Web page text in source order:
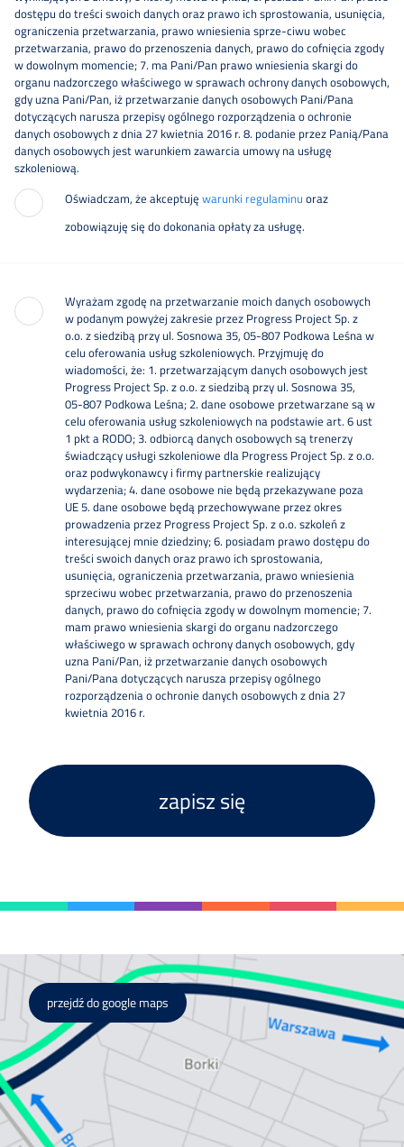
dostępu do treści swoich danych oraz prawo ich sprostowania, usunięcia,
ograniczenia przetwarzania, prawo wniesienia sprze-ciwu wobec
przetwarzania, prawo do przenoszenia danych, prawo do cofnięcia zgody
w dowolnym momencie; 7. ma Pani/Pan prawo wniesienia skargi do
organu nadzorczego właściwego w sprawach ochrony danych osobowych,
gdy uzna Pani/Pan, iż przetwarzanie danych osobowych Pani/Pana
dotyczących narusza przepisy ogólnego rozporządzenia o ochronie
danych osobowych z dnia 27 kwietnia 2016 r. 8. podanie przez Panią/Pana
danych osobowych jest warunkiem zawarcia umowy na usługę
szkoleniową.
Oświadczam, że akceptuję warunki regulaminu oraz
zobowiązuję się do dokonania opłaty za usługę.
Wyrażam zgodę na przetwarzanie moich danych osobowych
w podanym powyżej zakresie przez Progress Project Sp. z
o.o. z siedzibą przy ul. Sosnowa 35, 05-807 Podkowa Leśna w
celu oferowania usług szkoleniowych. Przyjmuję do
wiadomości, że: 1. przetwarzającym danych osobowych jest
Progress Project Sp. z o.o. z siedzibą przy ul. Sosnowa 35,
05-807 Podkowa Leśna; 2. dane osobowe przetwarzane są w
celu oferowania usług szkoleniowych na podstawie art. 6 ust
1 pkt a RODO; 3. odbiorcą danych osobowych są trenerzy
świadczący usługi szkoleniowe dla Progress Project Sp. z o.o.
oraz podwykonawcy i firmy partnerskie realizujący
wydarzenia; 4. dane osobowe nie będą przekazywane poza
UE 5. dane osobowe będą przechowywane przez okres
prowadzenia przez Progress Project Sp. z o.o. szkoleń z
interesującej mnie dziedziny; 6. posiadam prawo dostępu do
treści swoich danych oraz prawo ich sprostowania,
usunięcia, ograniczenia przetwarzania, prawo wniesienia
sprzeciwu wobec przetwarzania, prawo do przenoszenia
danych, prawo do cofnięcia zgody w dowolnym momencie; 7.
mam prawo wniesienia skargi do organu nadzorczego
właściwego w sprawach ochrony danych osobowych, gdy
uzna Pani/Pan, iż przetwarzanie danych osobowych
Pani/Pana dotyczących narusza przepisy ogólnego
rozporządzenia o ochronie danych osobowych z dnia 27
kwietnia 2016 r.
zapisz się
przejdź do google maps